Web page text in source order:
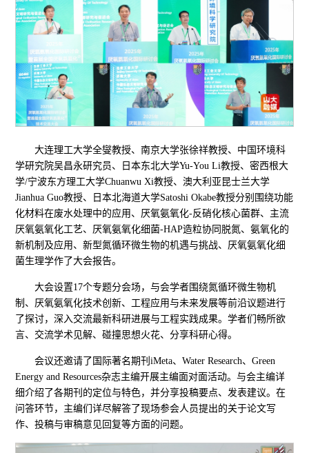
大连理工大学全燮教授、南京大学张徐祥教授、中国环境科
学研究院吴昌永研究员、日本东北大学Yu-You Li教授、密西根大
学/宁波东方理工大学Chuanwu Xi教授、澳大利亚昆士兰大学
Jianhua Guo教授、日本北海道大学Satoshi Okabe教授分别围绕功能
化材料在废水处理中的应用、厌氧氨氧化-反硝化核心菌群、主流
厌氧氨氧化工艺、厌氧氨氧化细菌-HAP造粒协同脱氮、氨氧化的
新机制及应用、新型氮循环微生物的机遇与挑战、厌氧氨氧化细
菌生理学作了大会报告。
大会设置17个专题分会场，与会学者围绕氮循环微生物机
制、厌氧氨氧化技术创新、工程应用与未来发展等前沿议题进行
了探讨，深入交流最新科研进展与工程实践成果。学者们畅所欲
言、交流学术见解、碰撞思想火花、分享科研心得。
会议还邀请了国际著名期刊iMeta、Water Research、Green
Energy and Resources杂志主编开展主编面对面活动。与会主编详
细介绍了各期刊的定位与特色，并分享投稿要点、发表建议。在
问答环节，主编们详尽解答了现场参会人员提出的关于论文写
作、投稿与审稿意见回复等方面的问题。